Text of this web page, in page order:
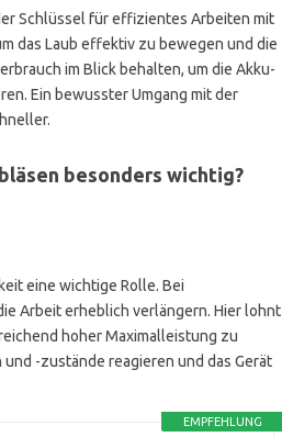
Schlüssel für effizientes Arbeiten mit
das Laub effektiv zu bewegen und die
im Blick behalten, um die Akku-
Ein bewusster Umgang mit der
besonders wichtig?
eine wichtige Rolle. Bei
Arbeit erheblich verlängern. Hier lohnt
hoher Maximalleistung zu
-zustände reagieren und das Gerät
EMPFEHLUNG